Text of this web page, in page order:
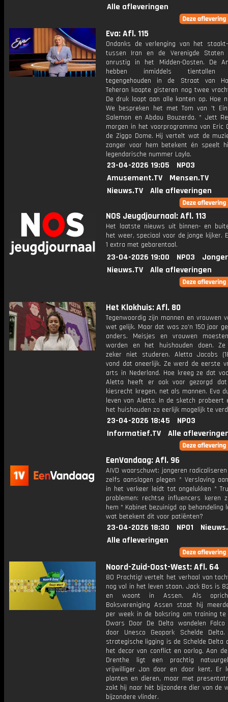
Alle afleveringen
Eva: Afl. 115
Ondanks de verlenging van het
tussen Iran en de Verenigde
onrustig in het Midden-Oosten. De
hebben inmiddels tientallen
tegengehouden in de Straat van
Teheran kaapte gisteren nog twee
De druk loopt aan alle kanten op. Hoe
We bespreken het met Tom van 't
Salemon en Abdou Bouzerda. * Jett
morgen in het voorprogramma van Eric
de Ziggo Dome. Hij vertelt wat de
zanger voor hem betekent én speelt
legendarische nummer Layla.
23-04-2026 19:05
NPO3
Amusement.TV
Mensen.TV
Nieuws.TV
Alle afleveringen
NOS Jeugdjournaal: Afl. 113
Het laatste nieuws uit binnen- en
het weer, speciaal voor de jonge kijker.
1 extra met gebarentaal.
23-04-2026 19:00 NPO3
Nieuws.TV
Alle afleveringen
Het Klokhuis: Afl. 80
Tegenwoordig zijn mannen en vrouwen
wet gelijk. Maar dat was zo'n 150 jaar
anders. Meisjes en vrouwen
worden en het huishouden doen. Ze
zeker niet studeren. Aletta Jacobs
vond dat oneerlijk. Ze werd de eerste
arts in Nederland. Hoe kreeg ze dat
Aletta heeft er ook voor gezorgd dat
kiesrecht kregen, net als mannen. Eva
leven van Aletta. In de sketch probeert
het huishouden zo eerlijk mogelijk te
23-04-2026 18:45
NPO3
Informatief.TV
Alle
EenVandaag: Afl. 96
AIVD waarschuwt: jongeren
zelfs aanslagen plegen * Verslaving
in het verkeer leidt tot ongelukken *
problemen: rechtse influencers keren
hem * Kabinet bezuinigd op behandeling
wat betekent dit voor patiënten?
23-04-2026 18:30 NPO1
Alle afleveringen
Noord-Zuid-Oost-West: Afl. 64
80 Prachtig! vertelt het verhaal van
nog vol in het leven staan. Jack Bos is
en woont in Assen. Als
Boksvereniging Assen staat hij
per week in de boksring om training te
Dwars Door De Delta wandelen
door Unesco Geopark Schelde
strategische ligging is de Schelde Delta
het decor van conflict en oorlog. Aan
Drenthe ligt een prachtig
vrijwilliger Jan door en door kent. Er
planten en dieren, maar met
zokt hij naar hét bijzondere dier van de
bijzondere vlinder.